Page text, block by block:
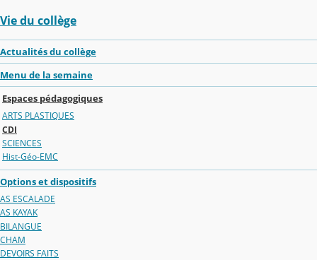
Vie du collège
Actualités du collège
Menu de la semaine
Espaces pédagogiques
ARTS PLASTIQUES
CDI
SCIENCES
Hist-Géo-EMC
Options et dispositifs
AS ESCALADE
AS KAYAK
BILANGUE
CHAM
DEVOIRS FAITS